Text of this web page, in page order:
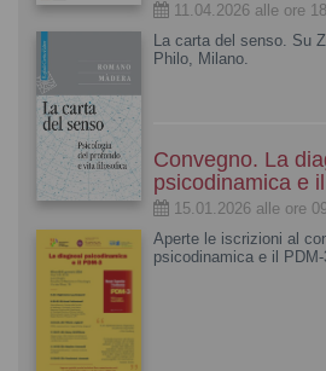
11.04.2026 alle ore
La carta del senso. Su
Philo, Milano.
Convegno. La
psicodinamica e
15.01.2026 alle ore
Aperte le iscrizioni al
psicodinamica e il PDM-